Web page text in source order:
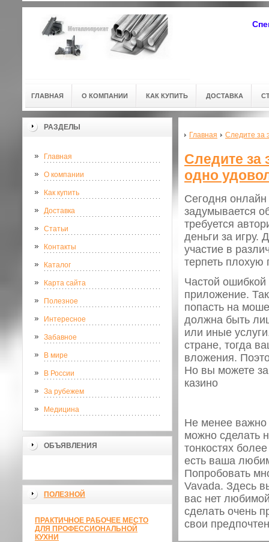
ГЛАВНАЯ О КОМПАНИИ КАК КУПИТЬ ДОСТАВКА
РАЗДЕЛЫ
Главная
О компании
Как купить
Доставка
Статьи
Контакты
Каталог
Карта сайта
Полезное
Интересное
Забавное
В мире
В России
За рубежем
Медицина
ОБЪЯВЛЕНИЯ
ПОЛЕЗНОЙ
ПРАКТИЧНОЕ РАБОЧЕЕ МЕСТО
ДЛЯ ПРОФЕССИОНАЛЬНОЙ
КУХНИ
Главная Следите за
Следите за
одно
Сегодня онлайн
задумывается
требуется
деньги за игру.
участие в
терпеть плохую
Частой ошибкой
приложение.
попасть на
должна быть
или иные
стране, тогда
вложения.
Но вы можете
казино
Не менее важно
можно сделать
тонкостях
есть ваша
Попробовать
Vavada. Здесь
вас нет
сделать очень
свои